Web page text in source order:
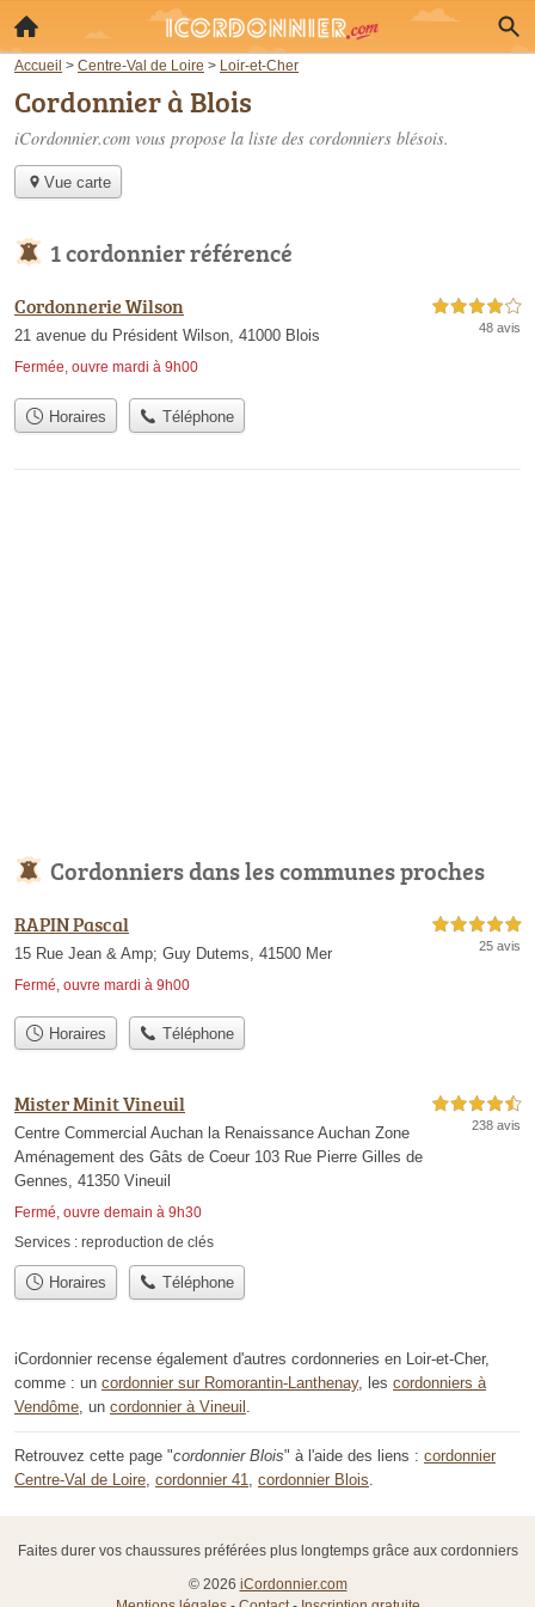
Accueil > Centre-Val de Loire > Loir-et-Cher
Cordonnier à Blois
iCordonnier.com vous propose la liste des cordonniers blésois.
Vue carte
1 cordonnier référencé
Cordonnerie Wilson
21 avenue du Président Wilson, 41000 Blois
Fermée, ouvre mardi à 9h00
4,0 étoiles sur 5
48 avis
Horaires Téléphone
Cordonniers dans les communes proches
RAPIN Pascal
15 Rue Jean & Amp; Guy Dutems, 41500 Mer
Fermé, ouvre mardi à 9h00
5,0 étoiles sur 5
25 avis
Horaires Téléphone
Mister Minit Vineuil
Centre Commercial Auchan la Renaissance Auchan Zone
Aménagement des Gâts de Coeur 103 Rue Pierre Gilles de
Gennes, 41350 Vineuil
Fermé, ouvre demain à 9h30
4,5 étoiles sur 5
238 avis
Services : reproduction de clés
Horaires Téléphone
iCordonnier recense également d'autres cordonneries en Loir-et-Cher,
comme : un cordonnier sur Romorantin-Lanthenay, les cordonniers à
Vendôme , un cordonnier à Vineuil
Retrouvez cette page "cordonnier Blois" à l'aide des liens : cordonnier
Centre-Val de Loire cordonnier 41 cordonnier Blois
Faites durer vos chaussures préférées plus longtemps grâce aux cordonniers
© 2026 iCordonnier.com